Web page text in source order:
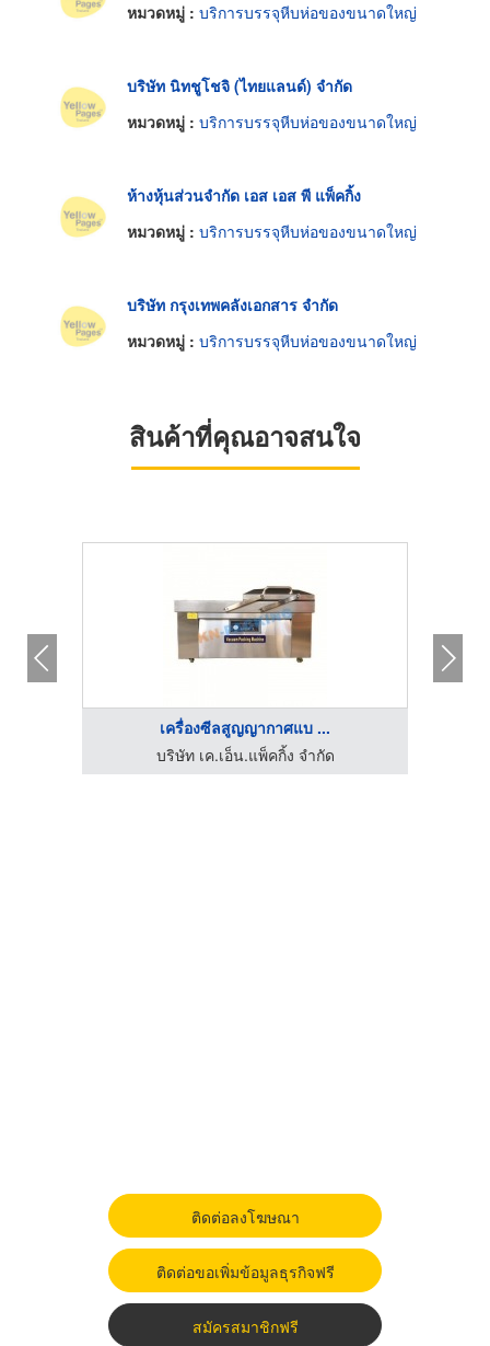
หมวดหมู่ : บริการบรรจุหีบห่อของขนาดใหญ่
บริษัท นิทชูโชจิ (ไทยแลนด์) จำกัด
หมวดหมู่ : บริการบรรจุหีบห่อของขนาดใหญ่
ห้างหุ้นส่วนจำกัด เอส เอส พี แพ็คกิ้ง
หมวดหมู่ : บริการบรรจุหีบห่อของขนาดใหญ่
บริษัท กรุงเทพคลังเอกสาร จำกัด
หมวดหมู่ : บริการบรรจุหีบห่อของขนาดใหญ่
สินค้าที่คุณอาจสนใจ
เครื่องซีลสูญญากาศแบ ...
บริษัท เค.เอ็น.แพ็คกิ้ง จำกัด
ติดต่อลงโฆษณา
ติดต่อขอเพิ่มข้อมูลธุรกิจฟรี
สมัครสมาชิกฟรี